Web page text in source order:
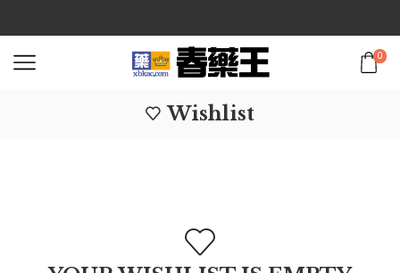
0
Wishlist